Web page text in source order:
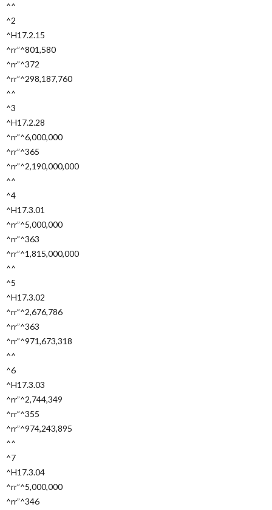
^^
^2
^H17.2.15
^rr”^801,580
^rr”^372
^rr”^298,187,760
^^
^3
^H17.2.28
^rr”^6,000,000
^rr”^365
^rr”^2,190,000,000
^^
^4
^H17.3.01
^rr”^5,000,000
^rr”^363
^rr”^1,815,000,000
^^
^5
^H17.3.02
^rr”^2,676,786
^rr”^363
^rr”^971,673,318
^^
^6
^H17.3.03
^rr”^2,744,349
^rr”^355
^rr”^974,243,895
^^
^7
^H17.3.04
^rr”^5,000,000
^rr”^346